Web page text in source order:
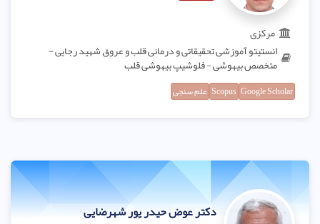
مرکزی
انستیتو آموزشی تحقیقاتی و درمانی قلب و عروق شهید رجایی -
متخصص بیهوشی - فلوشیپ بیهوشی قلب
Google Scholar
Scopus علم سنجی
دکتر عوض حیدر پور شهرضایی